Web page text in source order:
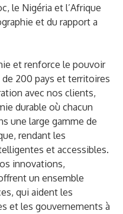
le Nigéria et l’Afrique
et du rapport a
et renforce le pouvoir
200 pays et territoires
avec nos clients,
durable où chacun
une large gamme de
rendant les
et accessibles.
innovations,
un ensemble
qui aident les
et les gouvernements à